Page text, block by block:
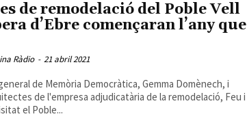
de remodelació del Poble Vell
d’Ebre començaran l’any que
Ràdio - 21 abril 2021
de Memòria Democràtica, Gemma Domènech, i
de l'empresa adjudicatària de la remodelació, Feu i
el Poble...